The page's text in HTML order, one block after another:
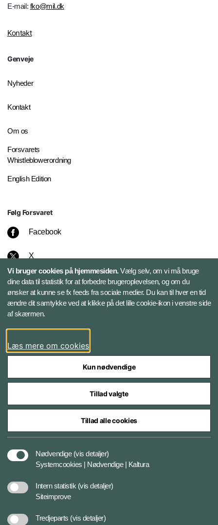
E-mail: fko@mil.dk
Kontakt
Genveje
Nyheder
Kontakt
Om os
Forsvarets
Whistleblowerordning
English Edition
Følg Forsvaret
Facebook
X
Instagram
Bluesky
LinkedIn
Styrelser og myndigheder under Forsvarsministeriet
Vi bruger cookies på hjemmesiden.Vælg selv, om vi må bruge
dine data til statistik for at forbedre brugeroplevelsen, og om du
ønsker at kunne se fx feeds fra sociale medier. Du kan til hver en tid
ændre dit samtykke ved at klikke på det lille cookie-ikon i venstre side
af skærmen.
Læs mere om cookies
Kun nødvendige
Tillad valgte
Tillad alle cookies
Nødvendige (vis detaljer)
Systemcookies | Nødvendige | Kaltura
Intern statistik (vis detaljer)
Siteimprove
Tredjeparts (vis detaljer)